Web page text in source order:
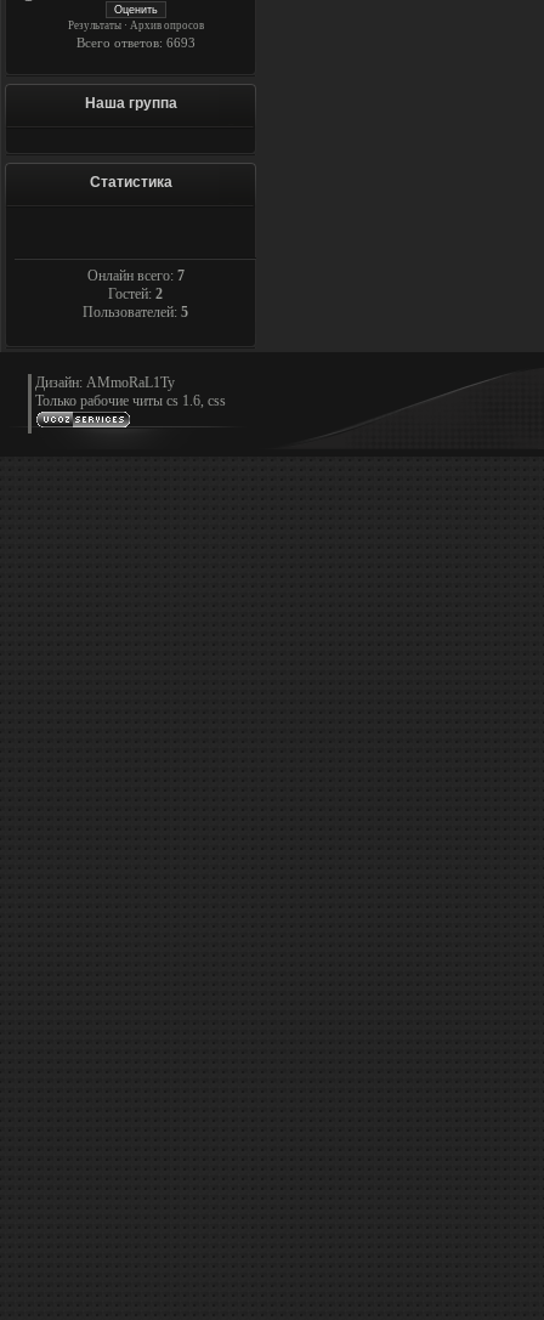
Результаты· Архив опросов
Всего ответов: 6693
Наша группа
Статистика
Онлайн всего: 7
Гостей: 2
Пользователей: 5
Дизайн: AMmoRaL1Ty
Только рабочие читы cs 1.6, css